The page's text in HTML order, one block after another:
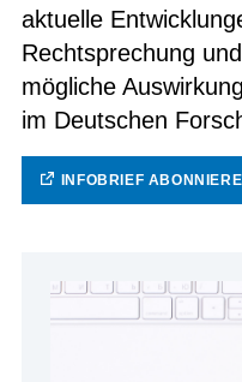
aktuelle
Rechtsprechung
mögliche
im Deutschen
INFOBRIEF